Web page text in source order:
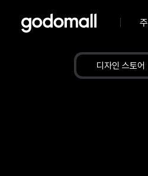
디자인 스토어